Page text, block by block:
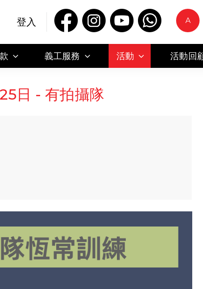
登入 A
義工服務 活動 活動回
日 - 有拍攝隊